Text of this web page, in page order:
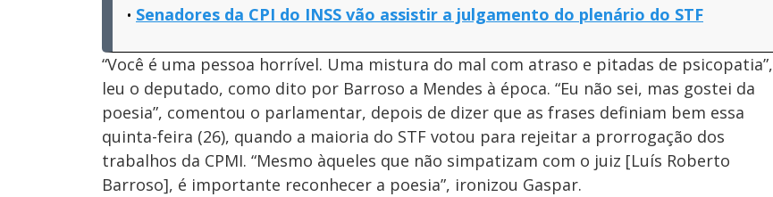
Senadores da CPI do INSS vão assistir a julgamento do plenário do STF
“Você é uma pessoa horrível. Uma mistura do mal com atraso e pitadas de psicopatia”,
leu o deputado, como dito por Barroso a Mendes à época. “Eu não sei, mas gostei da
poesia”, comentou o parlamentar, depois de dizer que as frases definiam bem essa
quinta-feira (26), quando a maioria do STF votou para rejeitar a prorrogação dos
trabalhos da CPMI. “Mesmo àqueles que não simpatizam com o juiz [Luís Roberto
Barroso], é importante reconhecer a poesia”, ironizou Gaspar.